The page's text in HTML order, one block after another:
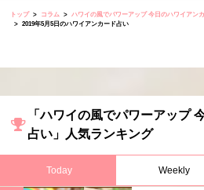
トップ コラム
ハワイの風でパワーアップ 今日のハワイアン
2019年5月5日のハワイアンカード占い
「ハワイの風でパワーアップ
占い」人気ランキング
Today Weekly